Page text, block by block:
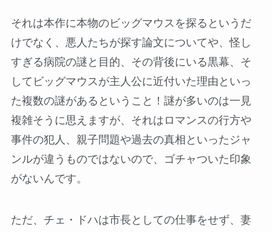
それは本作に本物のビッグマウスを探るというだ
けでなく、悪人たちが探す論文についてや、怪し
すぎる病院の謎と目的、その背後にいる黒幕、そ
してビッグマウスが主人公に近付いた理由といっ
た複数の謎があるということ！謎が多いのは一見
複雑そうに思えますが、それはロマンスの行方や
事件の犯人、親子問題や過去の真相といったジャ
ンルが違うものではないので、ゴチャついた印象
がないんです。
ただ、チェ・ドハは市長としての仕事をせず、妻